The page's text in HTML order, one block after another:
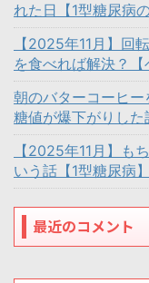
れた日【1型糖尿病
【2025年11月】回
を食べれば解決？【
朝のバターコーヒ
糖値が爆下がりした
【2025年11月】も
いう話【1型糖尿病】
最近のコメント